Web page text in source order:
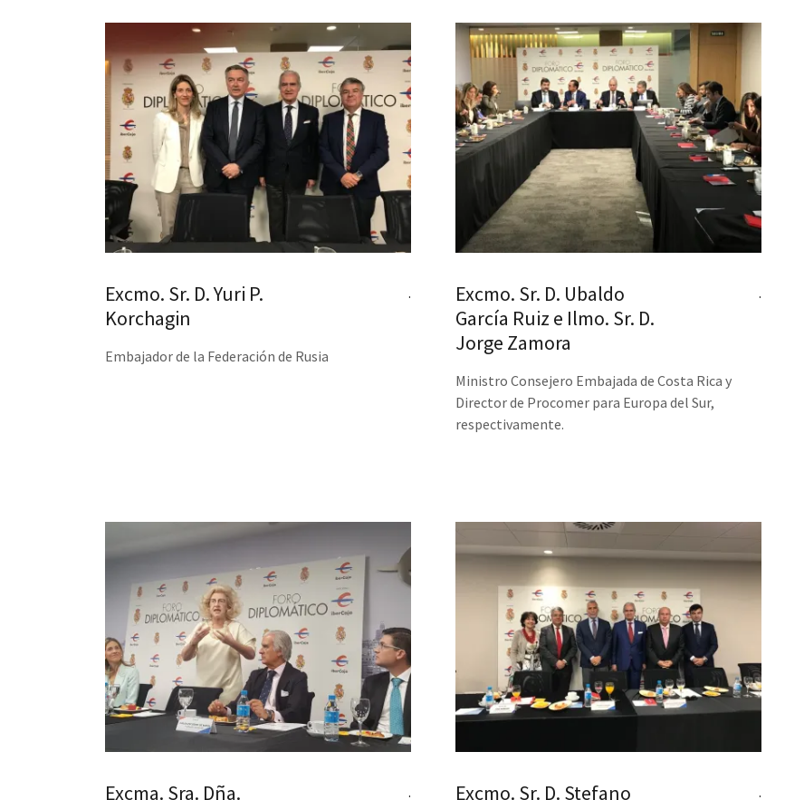
Excmo. Sr. D. Yuri P.
Korchagin
.
Embajador de la Federación de Rusia
Excmo. Sr. D. Ubaldo
García Ruiz e Ilmo. Sr. D.
Jorge Zamora
.
Ministro Consejero Embajada de Costa Rica y
Director de Procomer para Europa del Sur,
respectivamente.
Excma. Sra. Dña. . Excmo. Sr. D. Stefano .